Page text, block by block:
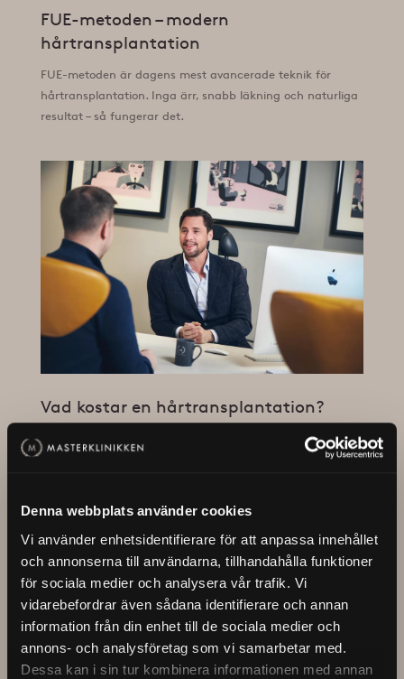
Denna webbplats använder cookies
Vi använder enhetsidentifierare för att anpassa innehållet
och annonserna till användarna, tillhandahålla funktioner
för sociala medier och analysera vår trafik. Vi
vidarebefordrar även sådana identifierare och annan
information från din enhet till de sociala medier och
annons- och analysföretag som vi samarbetar med.
Dessa kan i sin tur kombinera informationen med annan
FUE-metoden – modern
hårtransplantation
FUE-metoden är dagens mest avancerade teknik för
hårtransplantation. Inga ärr, snabb läkning och naturliga
resultat – så fungerar det.
Vad kostar en hårtransplantation?
Vad kostar en hårtransplantation? Se vad som påverkar
priset, vad som ingår – och hur du enkelt kan delbetala